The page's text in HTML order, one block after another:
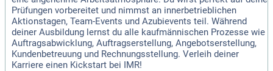
Prüfungen vorbereitet und nimmst an innerbetrieblichen
Aktionstagen, Team-Events und Azubievents teil. Während
deiner Ausbildung lernst du alle kaufmännischen Prozesse wie
Auftragsabwicklung, Auftragserstellung, Angebotserstellung,
Kundenbetreuung und Rechnungsstellung. Verleih deiner
Karriere einen Kickstart bei IMR!